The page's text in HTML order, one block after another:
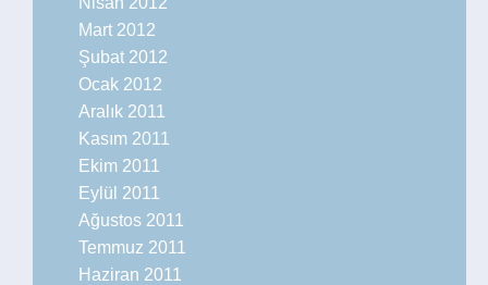
Mart 2012
Şubat 2012
Ocak 2012
Aralık 2011
Kasım 2011
Ekim 2011
Eylül 2011
Ağustos 2011
Temmuz 2011
Haziran 2011